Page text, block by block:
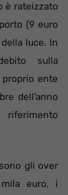
è rateizzato
(9 euro
luce. In
sulla
ente
dell’anno
gli over
euro, i